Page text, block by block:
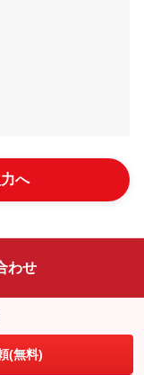
へ
わせ
(無料)